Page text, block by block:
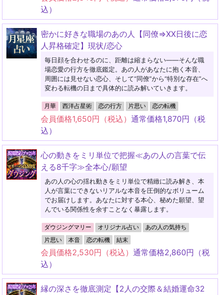
込）
密かに好きな職場のあの人【同僚⇒XX日後に恋
人昇格確定】現状/恋心
毎日顔を合わせるのに、距離は縮まらない――そんな職
場恋愛の行方を徹底鑑定。あの人があなたに抱く本音、
周囲には見せない恋心、そして“同僚”から“特別な存在”へ
変わる転機の日まで具体的に読み解いていきます。
月華 西洋占星術 恋の行方 片思い 恋の転機
会員価格1,650円（税込）通常価格1,870円（税
込）
心の動きをミリ単位で把握≪あの人の言葉で伝
える8千字≫全本心/願望
あの人の心の揺れ動きをミリ単位で精緻に読み解き、本
人が言葉にできないリアルな本音を圧倒的なボリューム
でお届けします。あなたに対する本心、秘めた願望、望
んでいる関係性を余すことなく暴露します。
ダウジングマリー オリジナル占い
あの人の気持ち
片思い
本音 恋の転機 結末
会員価格2,530円（税込）通常価格2,860円（税
込）
縁の深さを徹底測定【2人の交際＆結婚運命32